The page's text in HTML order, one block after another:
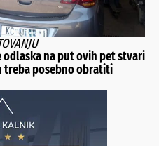
odlaska na put ovih pet stvari
treba posebno obratiti